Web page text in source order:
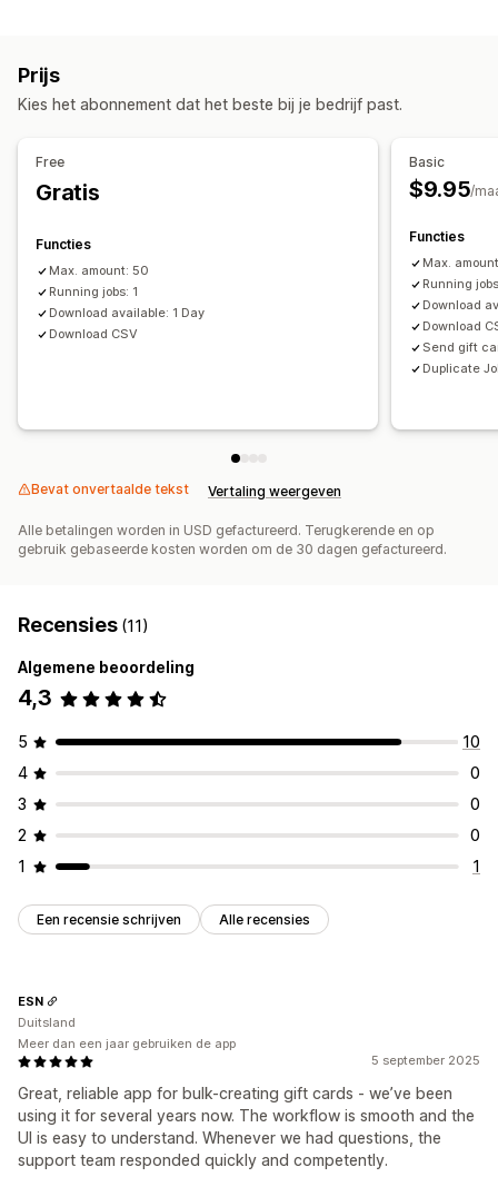
Aanpassing
Bezorgopties
In bulk verzenden
Prijs
Kies het abonnement dat het beste bij je bedrijf past.
Free
Gratis
Functies
Max. amount: 50
Running jobs: 1
Download available: 1 Day
Download CSV
Basic
$9.95/
Functies
Max.
Running
Download
Download
Send gift
Duplicate
Bevat onvertaalde tekst Vertaling weergeven
Alle betalingen worden in USD gefactureerd. Terugkerende en op
gebruik gebaseerde kosten worden om de 30 dagen gefactureerd.
Recensies (11)
Algemene beoordeling
4,3
5
10
4
0
3
0
2
0
1
1
Een recensie schrijven Alle recensies
5 september 2025
Great, reliable app for bulk-creating gift cards - we’ve been
using it for several years now. The workflow is smooth and the
UI is easy to understand. Whenever we had questions, the
support team responded quickly and competently.
ESN
Duitsland
Meer dan een jaar gebruiken de app